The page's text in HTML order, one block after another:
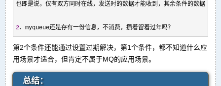
也即是说，仅有双方同时在线，发送时的数据才能收到，其余条件的数据都会
2、myqueue还是存有一份信息，不消费，攒着留着过年吗？
第2个条件还能通过设置过期解决，第1个条件，都不知道什么应
用场景才适合，但肯定不属于MQ的应用场景。
总结：